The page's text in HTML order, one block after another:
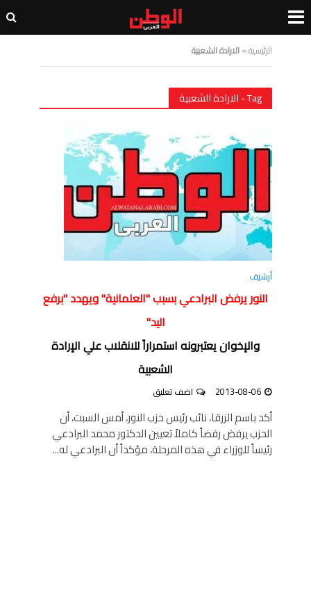
الرئيسية»الارادة الشعبية
Tag - الارادة الشعبية
أرشيف
النور يرفض البرادعي بسبب "العلمانية" ويهدد "برفع
اليد"
والإخوان يعتبرونه استمراراً للانقلاب علي الإرادة
الشعبية
2013-08-06 اضف تعليق
أكد باسم الزرقا، نائب رئيس حزب النور، أمس السبت، أن
الحزب يرفض رفضاً كاملاً تعيين الدكتور محمد البرادعي
رئيساً للوزراء في هذه المرحلة، مؤكداً أن البرادعي له...